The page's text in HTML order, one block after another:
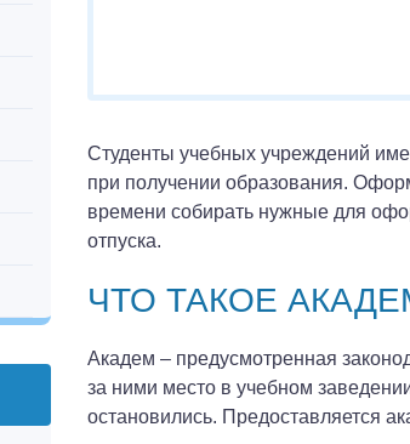
Студенты учебных учреждений
при получении образования.
времени собирать нужные для
отпуска.
ЧТО ТАКОЕ
Академ – предусмотренная
за ними место в учебном
остановились. Предоставляется